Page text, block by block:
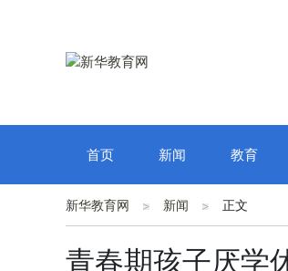
首页 新闻 教育
新华教育网 新闻 正文
青春期孩子厌学